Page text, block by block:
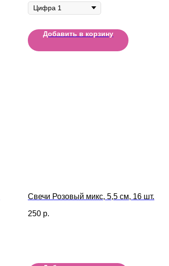
Добавить в корзину
Свечи Розовый микс, 5,5 см, 16 шт.
250 р.